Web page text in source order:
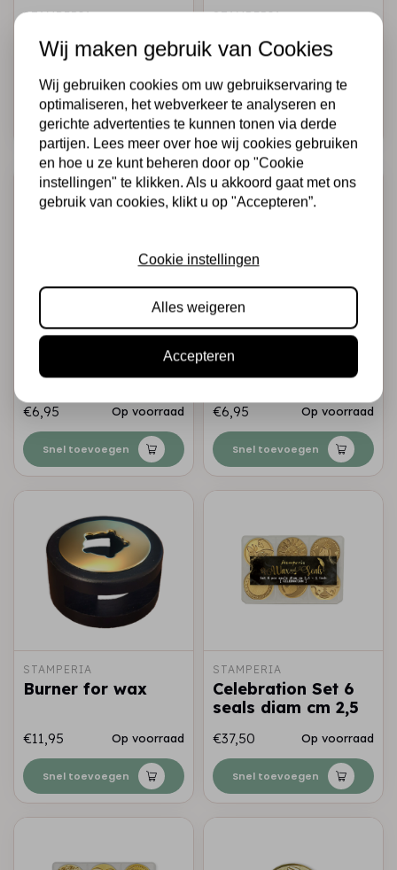
STAMPERIA
Sage green
€6,95 Op voorraad
Snel toevoegen
STAMPERIA
Light blue
€6,95 Op voorraad
Snel toevoegen
STAMPERIA
Wax Refill gr 20 -
Ancient gold
€6,95 Op voorraad
Snel toevoegen
Wax Refill gr 20 -
Light silver
€6,95 Op voorraad
Snel toevoegen
STAMPERIA
Burner for wax
€11,95 Op voorraad
Snel toevoegen
STAMPERIA
Celebration Set 6
seals diam cm 2,5
€37,50 Op voorraad
Snel toevoegen
Wij maken gebruik van Cookies
Wij gebruiken cookies om uw gebruikservaring te
optimaliseren, het webverkeer te analyseren en
gerichte advertenties te kunnen tonen via derde
partijen. Lees meer over hoe wij cookies gebruiken
en hoe u ze kunt beheren door op "Cookie
instellingen" te klikken. Als u akkoord gaat met ons
gebruik van cookies, klikt u op "Accepteren”.
Cookie instellingen
Alles weigeren
Accepteren